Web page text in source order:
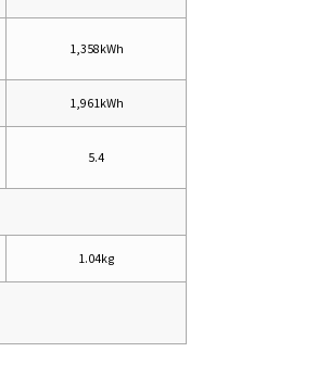
1,358kWh
1,961kWh
5.4
1.04kg